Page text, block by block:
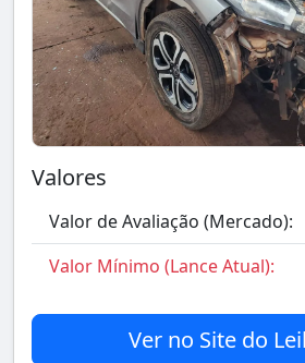
Valores
Valor de Avaliação (Mercado):
Valor Mínimo (Lance Atual):
Ver no Site do